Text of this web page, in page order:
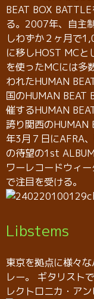
BEAT BOX
る。2007年、自主
しわずか２ヶ月で
に移しHOST MCと
を使ったMCには多
われたHUMAN
国のHUMAN BEAT
催するHUMAN
誇り関西のHUMAN
年3月７日にAFRA
の待望の1st
ワーレコードウィ
で注目を受ける。
Libstems
東京を拠点に様々
レー。 ギタリスト
レクトロニカ・ア